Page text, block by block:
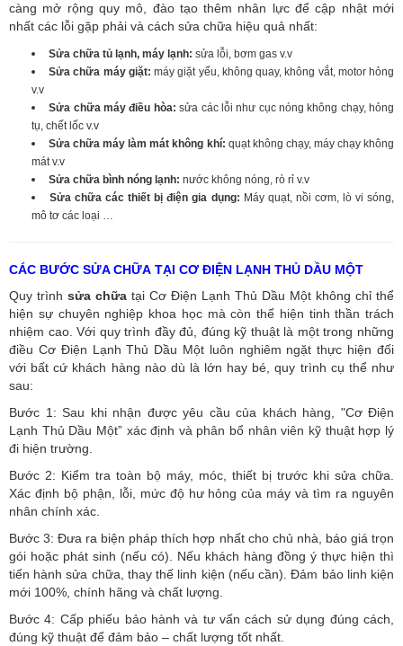
càng mở rộng quy mô, đào tạo thêm nhân lực để cập nhật mới
nhất các lỗi gặp phải và cách sửa chữa hiệu quả nhất:
Sửa chữa tủ lạnh, máy lạnh: sửa lỗi, bơm gas v.v
Sửa chữa máy giặt:máy giặt yếu, không quay, không vắt, motor hỏng
v.v
Sửa chữa máy điều hòa: sửa các lỗi như cục nóng không chạy, hỏng
tụ, chết lốc v.v
Sửa chữa máy làm mát không khí: quạt không chạy, máy chạy không
mát v.v
Sửa chữa bình nóng lạnh: nước không nóng, rò rỉ v.v
Sửa chữa các thiết bị điện gia dụng: Máy quạt, nồi cơm, lò vi sóng,
mô tơ các loại …
CÁC BƯỚC SỬA CHỮA TẠI CƠ ĐIỆN LẠNH THỦ DẦU MỘT
Quy trình sửa chữa tại Cơ Điện Lạnh Thủ Dầu Một không chỉ thể
hiện sự chuyên nghiệp khoa học mà còn thể hiện tinh thần trách
nhiệm cao. Với quy trình đầy đủ, đúng kỹ thuật là một trong những
điều Cơ Điện Lạnh Thủ Dầu Một luôn nghiêm ngặt thực hiện đối
với bất cứ khách hàng nào dù là lớn hay bé, quy trình cụ thể như
sau:
Bước 1: Sau khi nhận được yêu cầu của khách hàng, "Cơ Điện
Lạnh Thủ Dầu Một” xác định và phân bổ nhân viên kỹ thuật hợp lý
đi hiện trường.
Bước 2: Kiểm tra toàn bộ máy, móc, thiết bị trước khi sửa chữa.
Xác định bộ phận, lỗi, mức độ hư hỏng của máy và tìm ra nguyên
nhân chính xác.
Bước 3: Đưa ra biện pháp thích hợp nhất cho chủ nhà, báo giá trọn
gói hoặc phát sinh (nếu có). Nếu khách hàng đồng ý thực hiện thì
tiến hành sửa chữa, thay thế linh kiện (nếu cần). Đảm bảo linh kiện
mới 100%, chính hãng và chất lượng.
Bước 4: Cấp phiếu bảo hành và tư vấn cách sử dụng đúng cách,
đúng kỹ thuật để đảm bảo – chất lượng tốt nhất.